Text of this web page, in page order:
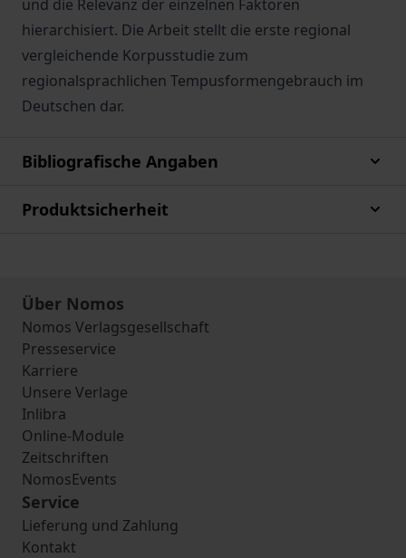
und die Relevanz der einzelnen Faktoren
hierarchisiert. Die Arbeit stellt die erste regional
vergleichende Korpusstudie zum
regionalsprachlichen Tempusformengebrauch im
Deutschen dar.
Bibliografische Angaben
Produktsicherheit
Über Nomos
Nomos Verlagsgesellschaft
Presseservice
Karriere
Unsere Verlage
Inlibra
Online-Module
Zeitschriften
NomosEvents
Service
Lieferung und Zahlung
Kontakt